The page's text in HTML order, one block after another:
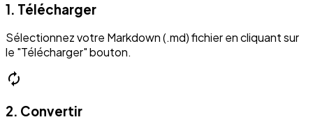
1. Télécharger
Sélectionnez votre Markdown (.md) fichier en cliquant sur
le "Télécharger" bouton.
autorenew
2. Convertir